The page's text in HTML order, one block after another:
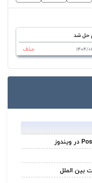
حل شد
حذف